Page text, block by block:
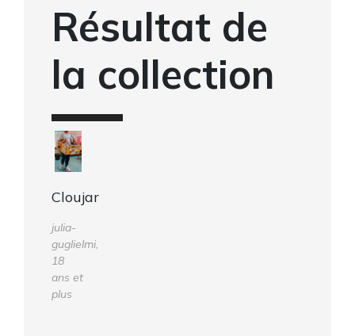
Résultat de
la collection
Cloujar
julia-
guglielmi,
18
ans et
plus